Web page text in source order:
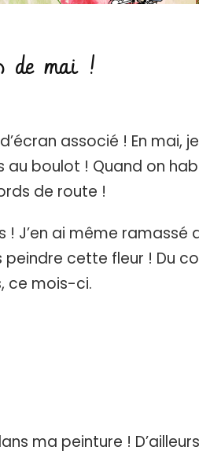
de mai !
associé ! En mai,
au boulot ! Quand on
de route !
! J’en ai même ramassé
cette fleur ! Du
ce mois-ci.
ma peinture !